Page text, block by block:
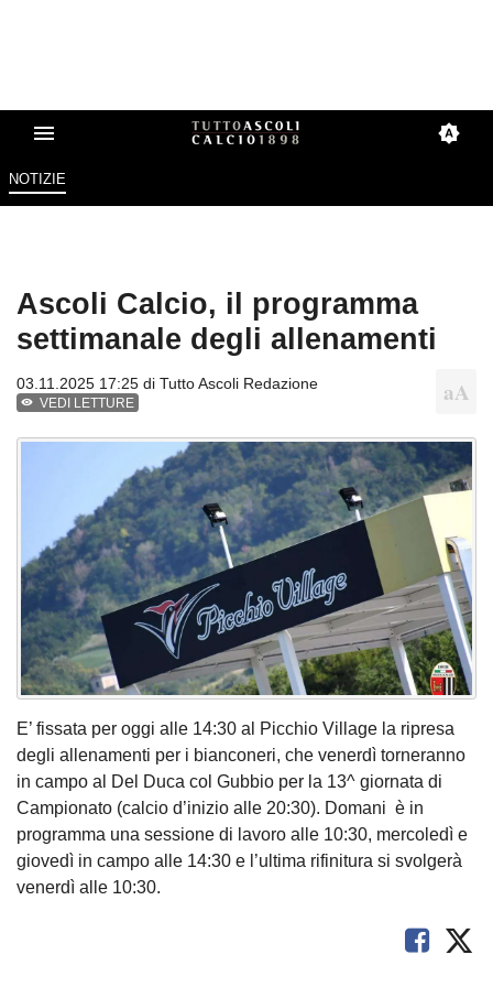
NOTIZIE
Ascoli Calcio, il programma
settimanale degli allenamenti
03.11.2025 17:25 di Tutto Ascoli Redazione
VEDI LETTURE
E’ fissata per oggi alle 14:30 al Picchio Village la ripresa
degli allenamenti per i bianconeri, che venerdì torneranno
in campo al Del Duca col Gubbio per la 13^ giornata di
Campionato (calcio d’inizio alle 20:30). Domani è in
programma una sessione di lavoro alle 10:30, mercoledì e
giovedì in campo alle 14:30 e l’ultima rifinitura si svolgerà
venerdì alle 10:30.